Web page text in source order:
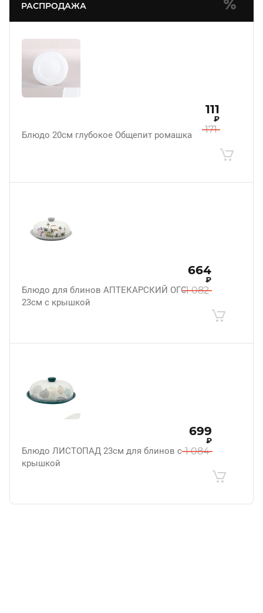
РАСПРОДАЖА
Блюдо 20см глубокое Общепит ромашка 171
111
₽
Блюдо для блинов АПТЕКАРСКИЙ ОГОРОД
23см с крышкой
1 082
664
₽
Блюдо ЛИСТОПАД 23см для блинов с
крышкой
1 084
699
₽